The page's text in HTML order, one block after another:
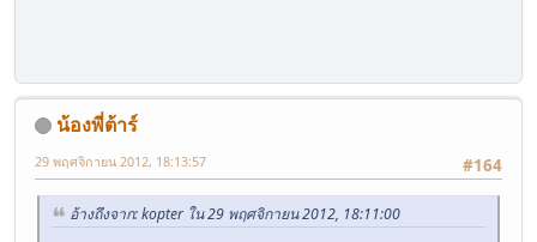
น้องพี่ต้าร์
#164
29 พฤศจิกายน 2012, 18:13:57
อ้างถึงจาก: kopter ใน 29 พฤศจิกายน 2012, 18:11:00